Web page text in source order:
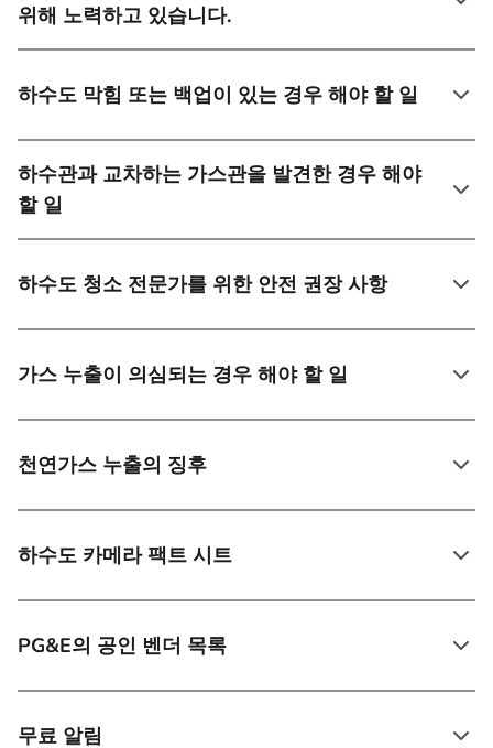
위해 노력하고 있습니다.
하수도 막힘 또는 백업이 있는 경우 해야 할 일
하수관과 교차하는 가스관을 발견한 경우 해야
할 일
하수도 청소 전문가를 위한 안전 권장 사항
가스 누출이 의심되는 경우 해야 할 일
천연가스 누출의 징후
하수도 카메라 팩트 시트
PG&E의 공인 벤더 목록
무료 알림